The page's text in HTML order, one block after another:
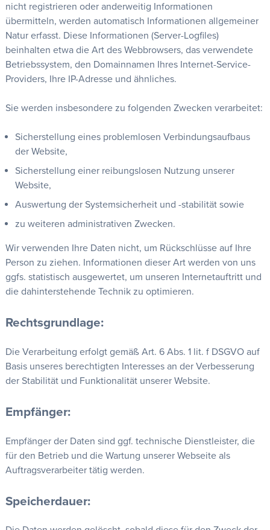
nicht registrieren oder anderweitig Informationen
übermitteln, werden automatisch Informationen allgemeiner
Natur erfasst. Diese Informationen (Server-Logfiles)
beinhalten etwa die Art des Webbrowsers, das verwendete
Betriebssystem, den Domainnamen Ihres Internet-Service-
Providers, Ihre IP-Adresse und ähnliches.
Sie werden insbesondere zu folgenden Zwecken verarbeitet:
Sicherstellung eines problemlosen Verbindungsaufbaus
der Website,
Sicherstellung einer reibungslosen Nutzung unserer
Website,
Auswertung der Systemsicherheit und -stabilität sowie
zu weiteren administrativen Zwecken.
Wir verwenden Ihre Daten nicht, um Rückschlüsse auf Ihre
Person zu ziehen. Informationen dieser Art werden von uns
ggfs. statistisch ausgewertet, um unseren Internetauftritt und
die dahinterstehende Technik zu optimieren.
Rechtsgrundlage:
Die Verarbeitung erfolgt gemäß Art. 6 Abs. 1 lit. f DSGVO auf
Basis unseres berechtigten Interesses an der Verbesserung
der Stabilität und Funktionalität unserer Website.
Empfänger:
Empfänger der Daten sind ggf. technische Dienstleister, die
für den Betrieb und die Wartung unserer Webseite als
Auftragsverarbeiter tätig werden.
Speicherdauer: